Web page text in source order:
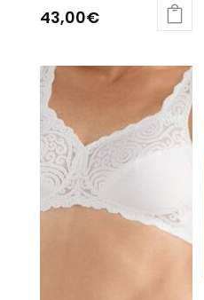
43,00€
a
plusieurs
variations.
Les
options
peuvent
être
choisies